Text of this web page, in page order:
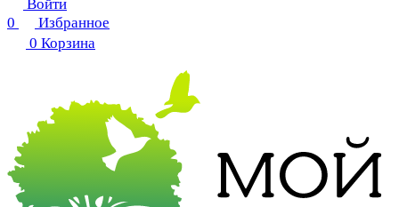
Войти
0
Избранное
0 Корзина